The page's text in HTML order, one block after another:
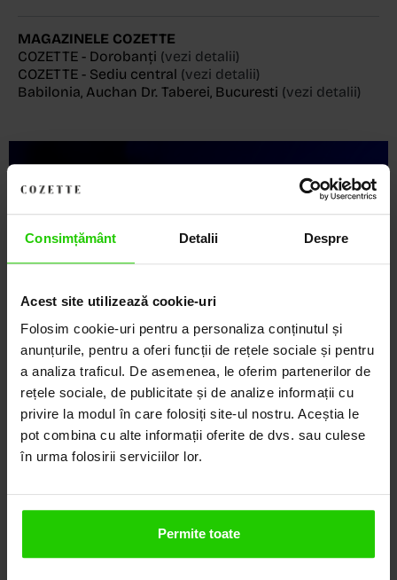
Consimțământ Detalii Despre
Acest site utilizează cookie-uri
Folosim cookie-uri pentru a personaliza conținutul și
anunțurile, pentru a oferi funcții de rețele sociale și pentru
a analiza traficul. De asemenea, le oferim partenerilor de
rețele sociale, de publicitate și de analize informații cu
privire la modul în care folosiți site-ul nostru. Aceștia le
pot combina cu alte informații oferite de dvs. sau culese
în urma folosirii serviciilor lor.
Permite toate
MAGAZINELE COZETTE
COZETTE - Dorobanți (vezi detalii)
COZETTE - Sediu central (vezi detalii)
Babilonia, Auchan Dr. Taberei, Bucuresti (vezi detalii)
Descoperă Lumea COZETTE,
LOCUL UNDE STILUL
DEVINE ARTĂ!
elegante și rafinate, create cu măiestrie și pasiune.
Ne mândrim cu o vastă experiență în realizarea celor
mai sofisticate bijuterii din aur, argint și pietre
prețioase.
Descoperă avantajele de a cumpăra!
Livrare în cutie cadou
Transport gratuit
Livrare în 24 - 48h